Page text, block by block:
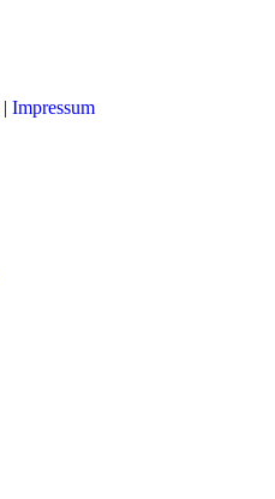
| Impressum